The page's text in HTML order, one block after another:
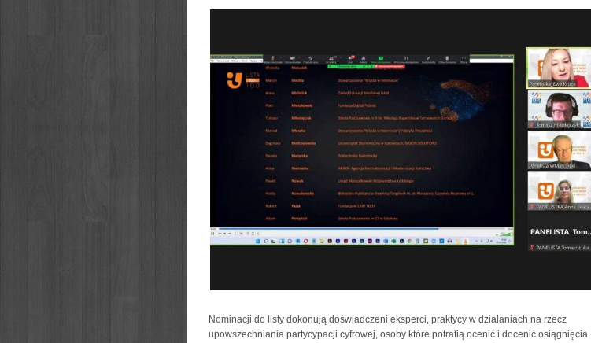
Nominacji do listy dokonują doświadczeni eksperci, praktycy w działaniach na rzecz
upowszechniania partycypacji cyfrowej, osoby które potrafią ocenić i docenić osiągnięcia.